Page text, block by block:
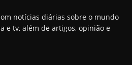
notícias diárias sobre o mundo
e tv, além de artigos, opinião e